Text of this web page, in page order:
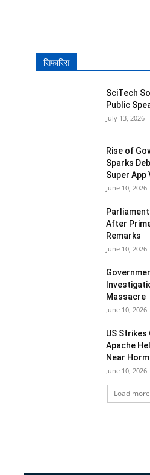
सिफारिस
SciTech
Public
July 13, 2026
Rise of
Sparks
Super App
June 10, 2026
After
Remarks
June 10, 2026
Massacre
June 10, 2026
US
Apache
Near
June 10, 2026
Load more